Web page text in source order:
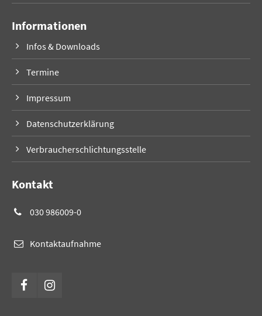
Informationen
Infos & Downloads
Termine
Impressum
Datenschutzerklärung
Verbraucherschlichtungsstelle
Kontakt
030 986009-0
Kontaktaufnahme